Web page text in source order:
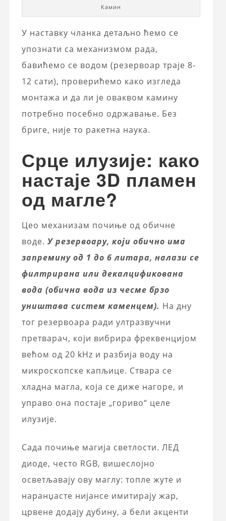
Камин
У наставку чланка детаљно ћемо се
упознати са механизмом рада,
бавићемо се водом (резервоар траје 8-
12 сати), проверићемо како изгледа
монтажа и да ли је оваквом камину
потребно посебно одржавање. Без
бриге, није то ракетна наука.
Срце илузије: како
настаје 3D пламен
од магле?
Цео механизам почиње од обичне
воде. У резервоару, који обично има
запремину од 1 до 6 литара, налази се
филтрирана или декалцификована
вода (обична вода из чесме брзо
уништава систем каменцем). На дну
тог резервоара ради ултразвучни
претварач, који вибрира фреквенцијом
већом од 20 kHz и разбија воду на
микроскопске капљице. Ствара се
хладна магла, која се диже нагоре, и
управо она постаје „гориво“ целе
илузије.
Сада почиње магија светлости. ЛЕД
диоде, често RGB, вишеслојно
осветљавају ову маглу: топле жуте и
наранџасте нијансе имитирају жар,
црвене додају дубину, а бели акценти